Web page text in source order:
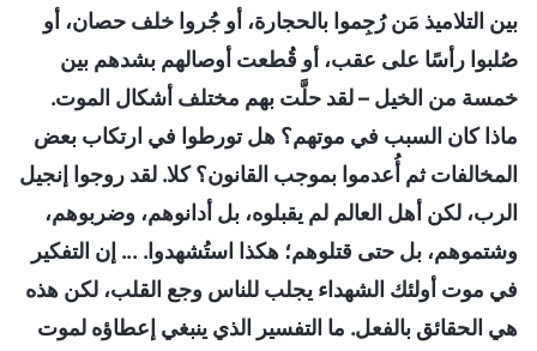
بين التلاميذ مَن رُجِموا بالحجارة، أو جُروا خلف حصان، أو
صُلبوا رأسًا على عقب، أو قُطعت أوصالهم بشدهم بين
خمسة من الخيل – لقد حلَّت بهم مختلف أشكال الموت.
ماذا كان السبب في موتهم؟ هل تورطوا في ارتكاب بعض
المخالفات ثم أُعدموا بموجب القانون؟ كلا. لقد روجوا إنجيل
الرب، لكن أهل العالم لم يقبلوه، بل أدانوهم، وضربوهم،
وشتموهم، بل حتى قتلوهم؛ هكذا استُشهدوا. ... إن التفكير
في موت أولئك الشهداء يجلب للناس وجع القلب، لكن هذه
هي الحقائق بالفعل. ما التفسير الذي ينبغي إعطاؤه لموت